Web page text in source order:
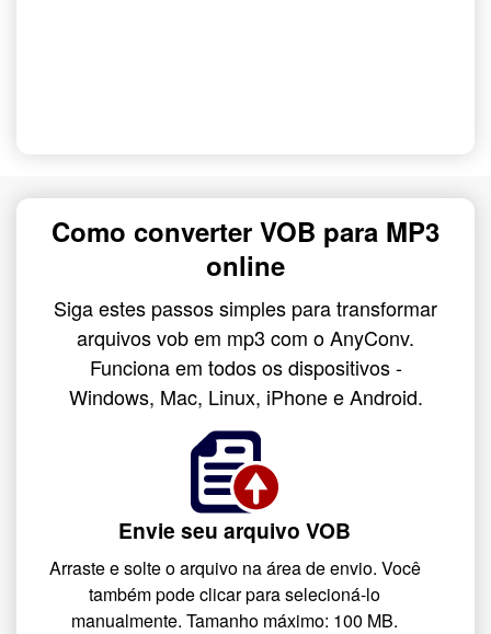
Como converter VOB para MP3
online
Siga estes passos simples para transformar
arquivos vob em mp3 com o AnyConv.
Funciona em todos os dispositivos -
Windows, Mac, Linux, iPhone e Android.
Envie seu arquivo VOB
Arraste e solte o arquivo na área de envio. Você
também pode clicar para selecioná-lo
manualmente. Tamanho máximo: 100 MB.